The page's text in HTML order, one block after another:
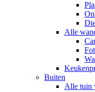
Alle
Buiten
Alle tuin